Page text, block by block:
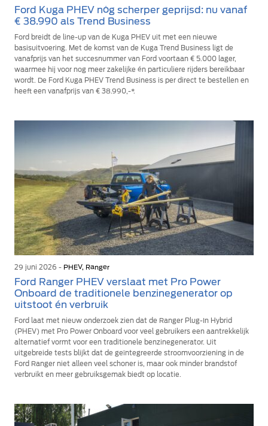
Ford Kuga PHEV nóg scherper geprijsd: nu vanaf
€ 38.990 als Trend Business
Ford breidt de line-up van de Kuga PHEV uit met een nieuwe
basisuitvoering. Met de komst van de Kuga Trend Business ligt de
vanafprijs van het succesnummer van Ford voortaan € 5.000 lager,
waarmee hij voor nog meer zakelijke én particuliere rijders bereikbaar
wordt. De Ford Kuga PHEV Trend Business is per direct te bestellen en
heeft een vanafprijs van € 38.990,-*.
29 juni 2026 - PHEV, Ranger
Ford Ranger PHEV verslaat met Pro Power
Onboard de traditionele benzinegenerator op
uitstoot én verbruik
Ford laat met nieuw onderzoek zien dat de Ranger Plug-In Hybrid
(PHEV) met Pro Power Onboard voor veel gebruikers een aantrekkelijk
alternatief vormt voor een traditionele benzinegenerator. Uit
uitgebreide tests blijkt dat de geïntegreerde stroomvoorziening in de
Ford Ranger niet alleen veel schoner is, maar ook minder brandstof
verbruikt en meer gebruiksgemak biedt op locatie.